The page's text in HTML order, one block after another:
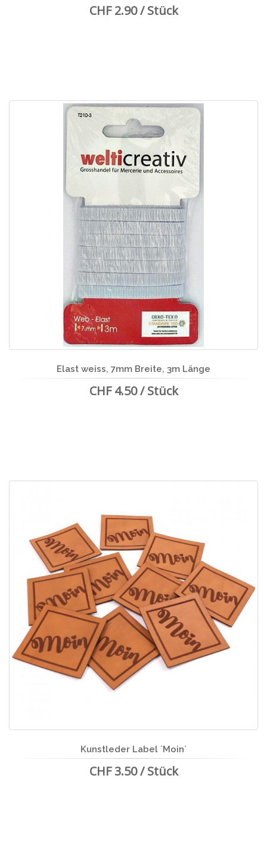
CHF 2.90 / Stück
Elast weiss, 7mm Breite, 3m Länge
CHF 4.50 / Stück
Kunstleder Label `Moin`
CHF 3.50 / Stück